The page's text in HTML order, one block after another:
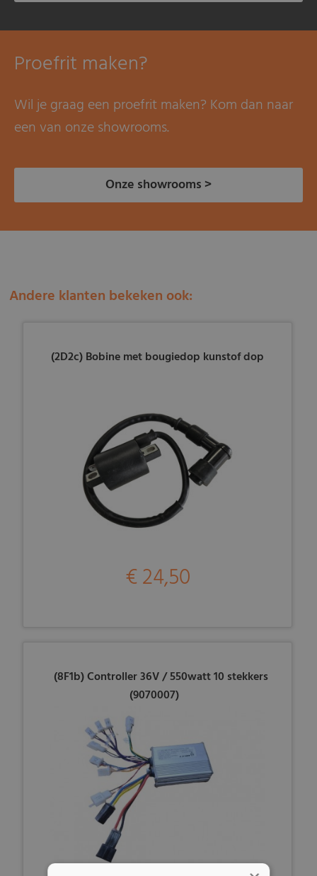
Proefrit maken?
Wil je graag een proefrit maken? Kom dan naar
een van onze showrooms.
Onze showrooms >
Andere klanten bekeken ook:
(2D2c) Bobine met bougiedop kunstof dop
€ 24,50
(8F1b) Controller 36V / 550watt 10 stekkers
(9070007)